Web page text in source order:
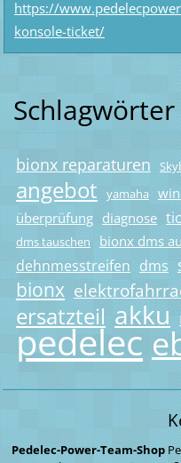
https://
konsole-ticket/
Schlagwörter
bionx reparaturen
angebot yamaha
überprüfung diagnose
dms tauschen bionx dms
dehnmesstreifen dms
bionx
ersatzteil akku
pedelec
Pedelec-Power-Team-Shop